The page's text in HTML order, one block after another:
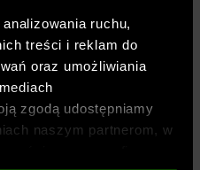
ruchu,
treści i reklam do
oraz umożliwiania
zgodą udostępniamy
naszym partnerom, w
dla lepszej
zewnętrzna